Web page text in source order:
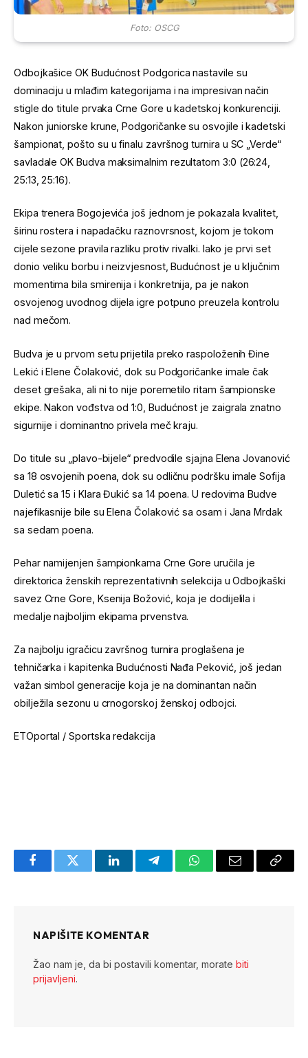
Foto: OSCG
Odbojkašice OK Budućnost Podgorica nastavile su
dominaciju u mlađim kategorijama i na impresivan način
stigle do titule prvaka Crne Gore u kadetskoj konkurenciji.
Nakon juniorske krune, Podgoričanke su osvojile i kadetski
šampionat, pošto su u finalu završnog turnira u SC „Verde“
savladale OK Budva maksimalnim rezultatom 3:0 (26:24,
25:13, 25:16).
Ekipa trenera Bogojevića još jednom je pokazala kvalitet,
širinu rostera i napadačku raznovrsnost, kojom je tokom
cijele sezone pravila razliku protiv rivalki. Iako je prvi set
donio veliku borbu i neizvjesnost, Budućnost je u ključnim
momentima bila smirenija i konkretnija, pa je nakon
osvojenog uvodnog dijela igre potpuno preuzela kontrolu
nad mečom.
Budva je u prvom setu prijetila preko raspoloženih Đine
Lekić i Elene Čolaković, dok su Podgoričanke imale čak
deset grešaka, ali ni to nije poremetilo ritam šampionske
ekipe. Nakon vođstva od 1:0, Budućnost je zaigrala znatno
sigurnije i dominantno privela meč kraju.
Do titule su „plavo-bijele“ predvodile sjajna Elena Jovanović
sa 18 osvojenih poena, dok su odličnu podršku imale Sofija
Duletić sa 15 i Klara Đukić sa 14 poena. U redovima Budve
najefikasnije bile su Elena Čolaković sa osam i Jana Mrdak
sa sedam poena.
Pehar namijenjen šampionkama Crne Gore uručila je
direktorica ženskih reprezentativnih selekcija u Odbojkaški
savez Crne Gore, Ksenija Božović, koja je dodijelila i
medalje najboljim ekipama prvenstva.
Za najbolju igračicu završnog turnira proglašena je
tehničarka i kapitenka Budućnosti Nađa Peković, još jedan
važan simbol generacije koja je na dominantan način
obilježila sezonu u crnogorskoj ženskoj odbojci.
ETOportal / Sportska redakcija
FacebookTwitter LinkedInTelegramWhatsAppEmail
Copy
NAPIŠITE KOMENTAR
Žao nam je, da bi postavili komentar, morate biti
prijavljeni.